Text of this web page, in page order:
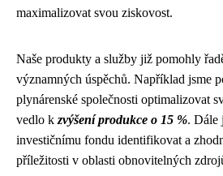
maximalizovat svou ziskovost.
Naše produkty a služby již pomohly
významných úspěchů. Například jsme
plynárenské společnosti optimalizovat
vedlo k zvýšení produkce o 15 %. Dále
investičnímu fondu identifikovat a
příležitosti v oblasti obnovitelných